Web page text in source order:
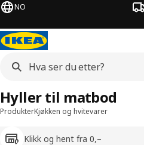
NO
ProdukterKjøkken og hvitevarer
Klikk og hent fra 0,–
Hyller til matbod